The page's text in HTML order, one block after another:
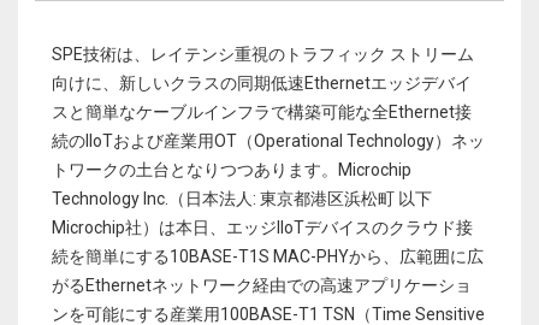
SPE技術は、レイテンシ重視のトラフィック ストリーム
向けに、新しいクラスの同期低速Ethernetエッジデバイ
スと簡単なケーブルインフラで構築可能な全Ethernet接
続のIIoTおよび産業用OT（Operational Technology）ネッ
トワークの土台となりつつあります。Microchip
Technology Inc.（日本法人: 東京都港区浜松町 以下
Microchip社）は本日、エッジIIoTデバイスのクラウド接
続を簡単にする10BASE-T1S MAC-PHYから、広範囲に広
がるEthernetネットワーク経由での高速アプリケーショ
ンを可能にする産業用100BASE-T1 TSN（Time Sensitive